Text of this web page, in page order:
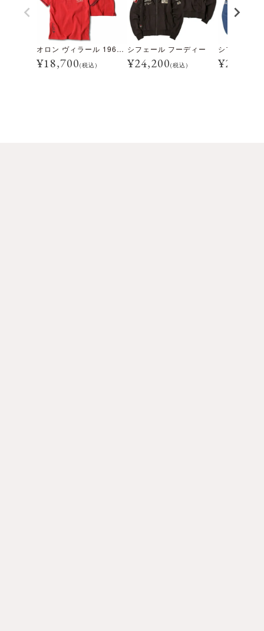
オロン ヴィラール 1962 シフェール ポロ
¥18,700(税込)
シフェール フーディー
¥24,200(税込) ¥22,000